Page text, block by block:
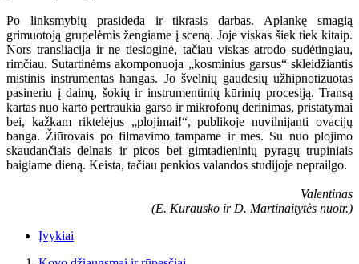
Po linksmybių prasideda ir tikrasis darbas. Aplankę smagią
grimuotoją grupelėmis žengiame į sceną. Joje viskas šiek tiek kitaip.
Nors transliacija ir ne tiesioginė, tačiau viskas atrodo sudėtingiau,
rimčiau. Sutartinėms akomponuoja „kosminius garsus“ skleidžiantis
mistinis instrumentas hangas. Jo švelnių gaudesių užhipnotizuotas
pasineriu į dainų, šokių ir instrumentinių kūrinių procesiją. Transą
kartas nuo karto pertraukia garso ir mikrofonų derinimas, pristatymai
bei, kažkam riktelėjus „plojimai!“, publikoje nuvilnijanti ovacijų
banga. Žiūrovais po filmavimo tampame ir mes. Su nuo plojimo
skaudančiais delnais ir picos bei gimtadieninių pyragų trupiniais
baigiame dieną. Keista, tačiau penkios valandos studijoje neprailgo.
Valentinas
(E. Kurausko ir D. Martinaitytės nuotr.)
Įvykiai